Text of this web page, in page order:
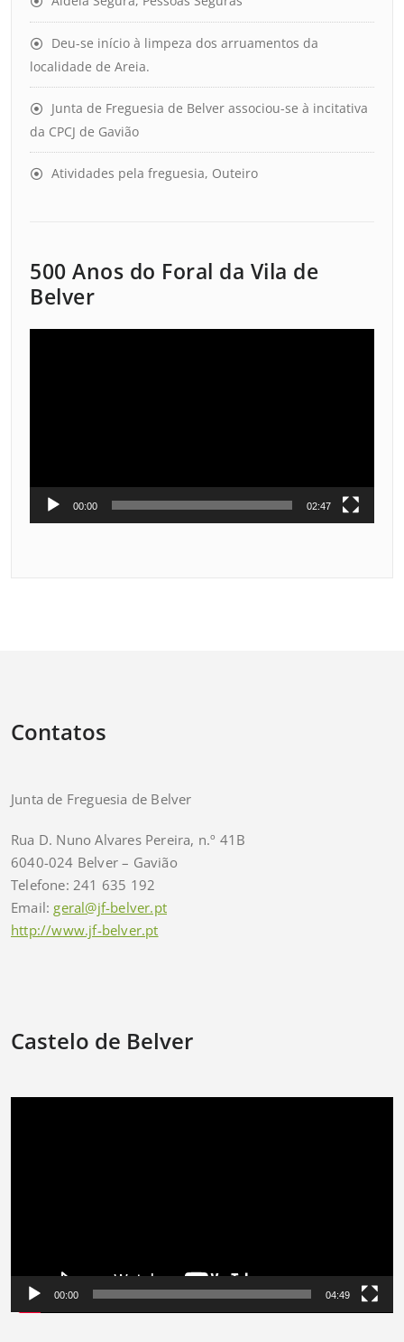
Deu-se início à limpeza dos arruamentos da
localidade de Areia.
Junta de Freguesia de Belver associou-se à incitativa
da CPCJ de Gavião
Atividades pela freguesia, Outeiro
500 Anos do Foral da Vila de
Belver
00:00 02:47
Contatos
Junta de Freguesia de Belver
Rua D. Nuno Alvares Pereira, n.º 41B
6040-024 Belver – Gavião
Telefone: 241 635 192
Email: geral@jf-belver.pt
http://www.jf-belver.pt
Castelo de Belver
00:00 04:49